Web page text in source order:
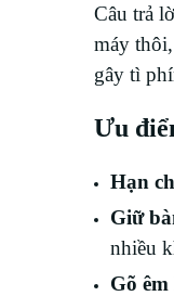
Câu trả
máy
gây tì
Ưu
Hạn
Giữ
nhiều
Gõ